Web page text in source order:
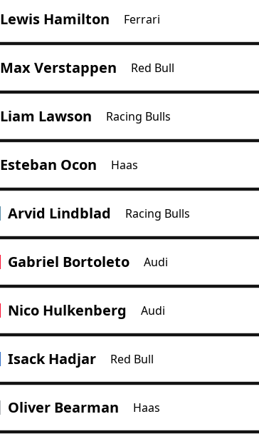
Lewis Hamilton Ferrari
Max Verstappen Red Bull
Liam Lawson Racing Bulls
Esteban Ocon Haas
Arvid Lindblad Racing Bulls
Gabriel Bortoleto Audi
Nico Hulkenberg Audi
Isack Hadjar Red Bull
Oliver Bearman Haas